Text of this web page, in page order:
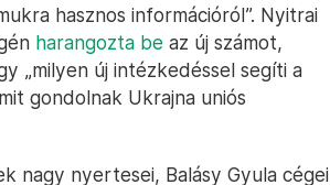
hasznos információról”. Nyitrai
harangozta be az új számot,
„milyen új intézkedéssel segíti a
gondolnak Ukrajna uniós
nagy nyertesei, Balásy Gyula